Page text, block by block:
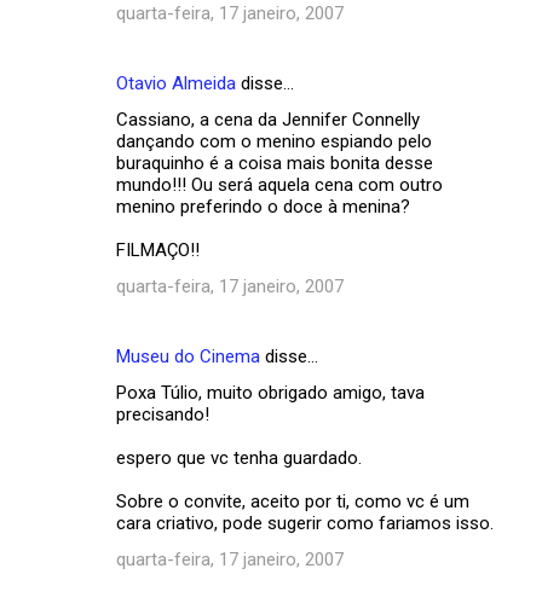
quarta-feira, 17 janeiro, 2007
Otavio Almeida disse…
Cassiano, a cena da Jennifer Connelly
dançando com o menino espiando pelo
buraquinho é a coisa mais bonita desse
mundo!!! Ou será aquela cena com outro
menino preferindo o doce à menina?
FILMAÇO!!
quarta-feira, 17 janeiro, 2007
Museu do Cinema disse…
Poxa Túlio, muito obrigado amigo, tava
precisando!
espero que vc tenha guardado.
Sobre o convite, aceito por ti, como vc é um
cara criativo, pode sugerir como fariamos isso.
quarta-feira, 17 janeiro, 2007